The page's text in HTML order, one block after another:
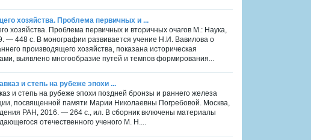
хозяйства. Проблема первичных и ...
хозяйства. Проблема первичных и вторичных очагов М.: Наука,
— 448 с. В монографии развивается учение Н.И. Вавилова о
производящего хозяйства, показана историческая
выявлено многообразие путей и темпов формирования...
и степь на рубеже эпохи ...
и степь на рубеже эпохи поздней бронзы и раннего железа
посвященной памяти Марии Николаевны Погребовой. Москва,
РАН, 2016. — 264 с., ил. В сборник включены материалы
отечественного ученого М. Н....